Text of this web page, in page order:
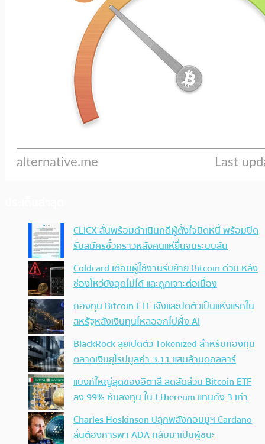
CLICX ลั่นพร้อมดำเนินคดีผู้ตั้งใจบิดหนี้ พร้อมปิด
รับสมัครชั่วคราวหลังคนแห่ยื่นจนระบบล้น
Coldcard เตือนผู้ใช้งานรีบย้าย Bitcoin ด่วน หลัง
ช่องโหว่ยังอุดไม่ได้ และถูกเจาะต่อเนื่อง
กองทุน Bitcoin ETF เจ๊งและปิดตัวเป็นแห่งแรกใน
สหรัฐหลังเงินทุนไหลออกไปฝั่ง AI
BlackRock ลุยเปิดตัว Tokenized สำหรับกองทุน
ตลาดเงินยุโรปมูลค่า 3.11 แสนล้านดอลลาร์
แบงก์ใหญ่สุดของอิตาลี ลดสัดส่วน Bitcoin ETF
ลง 99% หันลงทุน ใน Ethereum แทนถึง 3 เท่า
Charles Hoskinson ปลุกพลังคอมมูฯ Cardano
ลั่นต้องการพา ADA กลับมาเป็นผู้ชนะ